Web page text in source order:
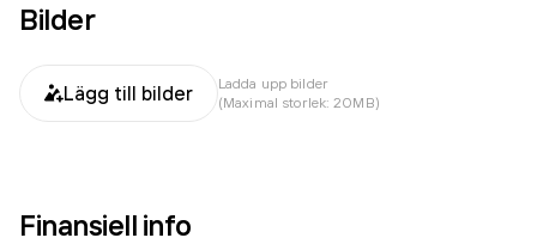
Bilder
Lägg till bilder
Ladda upp bilder
(Maximal storlek: 20MB)
Finansiell info